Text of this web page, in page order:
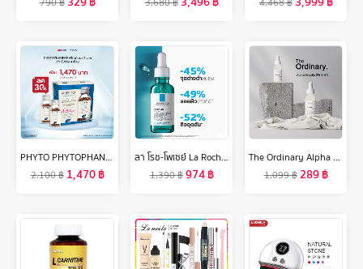
PHYTO PHYTOPHANERE DUO 2 ขวด สำหรับทาน 4 เดือน - ผลิตภัณฑ์เสริมอาหาร สำหรับผม และ เล็บ
2,100฿ 1,470฿
ลา โรช-โพเซย์ La Roche-Posay EFFACLAR SERUM สลายสิวอุดตันที่ต้นตอ 30ml.(เซรั่มบำรุงผิวหน้า เซรั่มช่วยลดปัญหาสิว)
1,390฿974฿
The Ordinary Alpha Arbutin 2% + HA - Dark Spots With Hydrating Hyaluronic Acid 30ml เซรั่มลดเลือนริ้วรอย เซรั่มบำรุงหน้า ลดเลือนริ้วรอยร่องลึก ไวท์เทนนิ่ง ไบร์ทเทนนิ่ง ควบคุมความมัน
1,099฿289฿